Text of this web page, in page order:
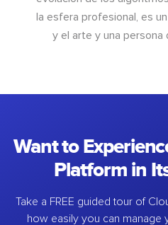
la esfera profesional, es
y el arte y una persona
Want to
Platform in
Take a FREE guided tour of
how easily you can manage